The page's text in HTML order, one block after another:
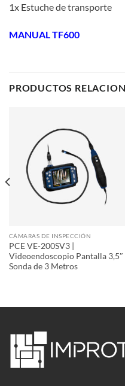
1x Estuche de transporte
MANUAL TF600
PRODUCTOS
CÁMARAS DE INSPECCIÓN
PCE VE-200SV3 |
Videoendoscopio Pantalla 3,5″
Sonda de 3 Metros